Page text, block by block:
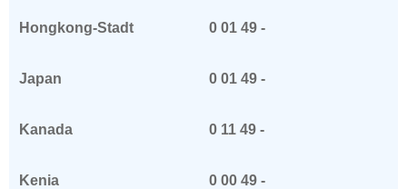
Hongkong-Stadt 0 01 49 -
Japan 0 01 49 -
Kanada 0 11 49 -
Kenia 0 00 49 -